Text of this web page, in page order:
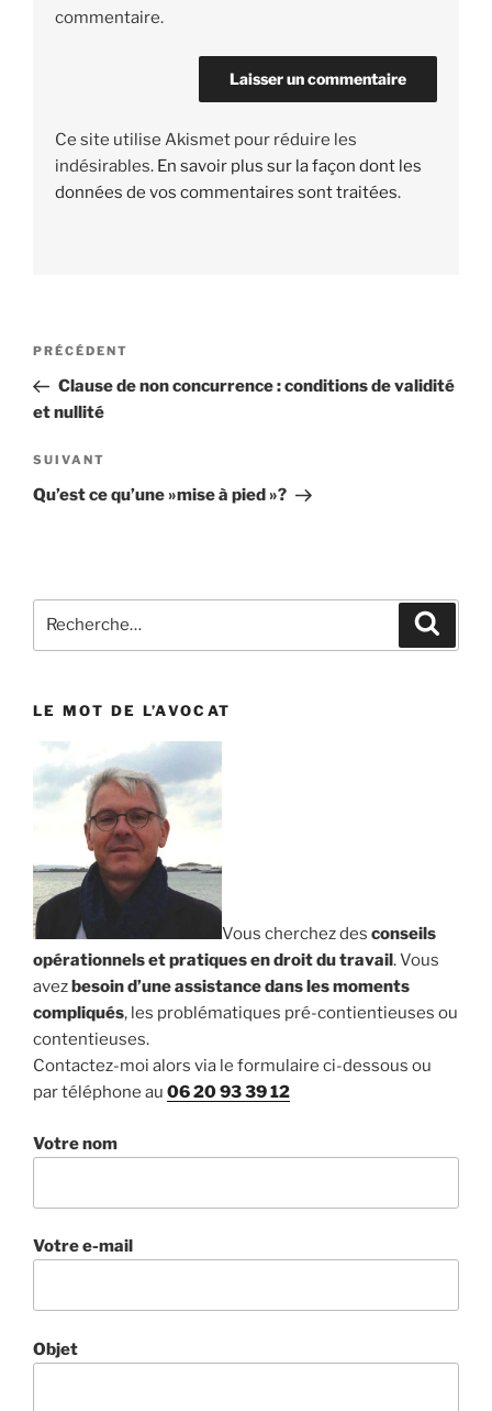
commentaire.
Ce site utilise Akismet pour réduire les
indésirables. En savoir plus sur la façon dont les
données de vos commentaires sont traitées.
Navigation
l’article
Article
précédent
PRÉCÉDENT
Clause de non concurrence : conditions de validité
et nullité
Article
suivant
SUIVANT
Qu’est ce qu’une »mise à pied »?
Recherche
LE MOT DE L’AVOCAT
Vous cherchez des conseils
opérationnels et pratiques en droit du travail. Vous
avezbesoin d’une assistance dans les moments
compliqués, les problématiques pré-contientieuses ou
contentieuses.
Contactez-moi alors via le formulaire ci-dessous ou
par téléphone au 06 20 93 39 12
Votre nom
Votre e-mail
Objet